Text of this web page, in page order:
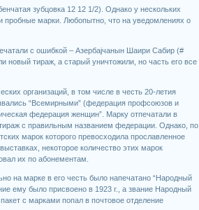
зубцовка 12 12 1/2). Однако у нескольких
пробные марки. Любопытно, что на уведомлениях о
с ошибкой – Азербаjчанын Шаири Сабир (#
новый тираж, а старый уничтожили, но часть его все
организаций, в том числе в честь 20-летия
“Всемирными” (федерация профсоюзов и
федерация женщин”. Марку отпечатали в
с правильным названием федерации. Однако, по
марок которого превосходила прославленное
некоторое количество этих марок
их по абонементам.
на марке в его честь было напечатано “Народный
ему было присвоено в 1923 г., а звание Народный
с марками попал в почтовое отделение